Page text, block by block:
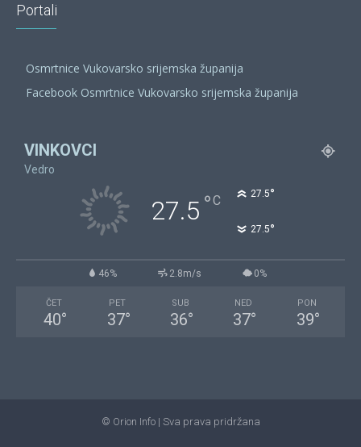
Portali
Osmrtnice Vukovarsko srijemska županija
Facebook Osmrtnice Vukovarsko srijemska županija
VINKOVCI
Vedro
27.5 °C 27.5°
27.5°
46% 2.8m/s 0%
ČET
40°
PET
37°
SUB
36°
NED
37°
PON
39°
© Orion Info | Sva prava pridržana